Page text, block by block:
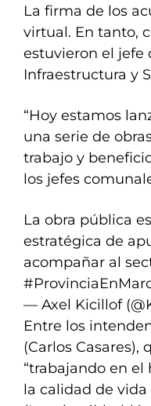
La firma de los
virtual. En tanto,
estuvieron el jefe
Infraestructura y
“Hoy estamos
una serie de
trabajo y
los jefes
La obra pública
estratégica de
acompañar al
— Axel Kicillof
Entre los
(Carlos Casares),
“trabajando en
la calidad de vida